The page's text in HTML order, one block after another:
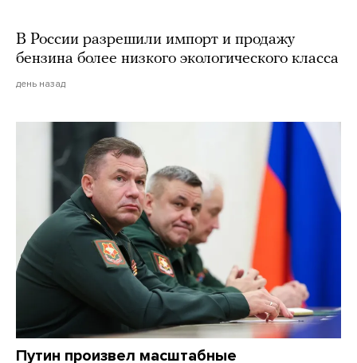
В России разрешили импорт и продажу
бензина более низкого экологического класса
день назад
Путин произвел масштабные